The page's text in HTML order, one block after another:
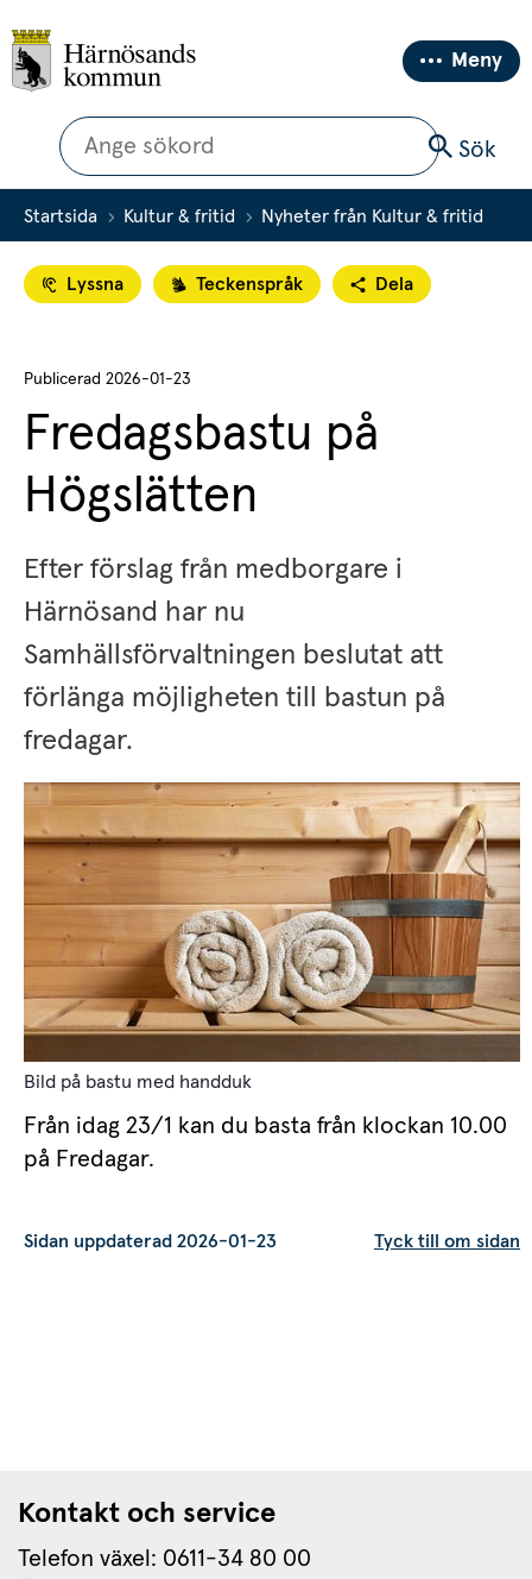
Meny
Sök
Sök
Startsida Kultur & fritid Nyheter från Kultur & fritid
Lyssna Teckenspråk Dela
Publicerad 2026-01-23
Fredagsbastu på
Högslätten
Efter förslag från medborgare i
Härnösand har nu
Samhällsförvaltningen beslutat att
förlänga möjligheten till bastun på
fredagar.
Bild på bastu med handduk
Från idag 23/1 kan du basta från klockan 10.00
på Fredagar.
Sidan uppdaterad 2026-01-23 Tyck till om sidan
Kontakt och service
Telefon växel: 0611-34 80 00